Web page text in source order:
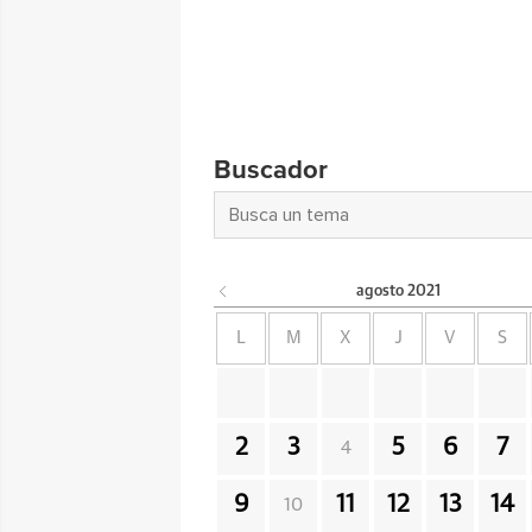
Buscador
agosto 2021
L M X J V S
2 3 4 5 6 7
9 10 11 12 13 14